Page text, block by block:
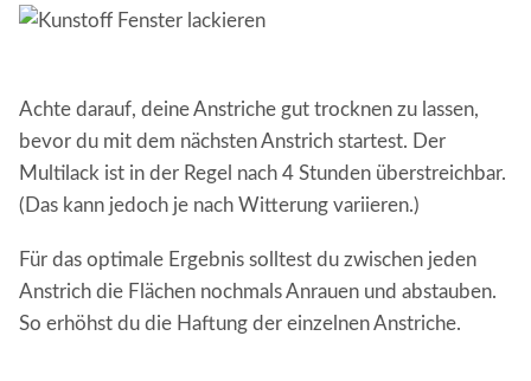
Achte darauf, deine Anstriche gut trocknen zu lassen,
bevor du mit dem nächsten Anstrich startest. Der
Multilack ist in der Regel nach 4 Stunden überstreichbar.
(Das kann jedoch je nach Witterung variieren.)
Für das optimale Ergebnis solltest du zwischen jeden
Anstrich die Flächen nochmals Anrauen und abstauben.
So erhöhst du die Haftung der einzelnen Anstriche.